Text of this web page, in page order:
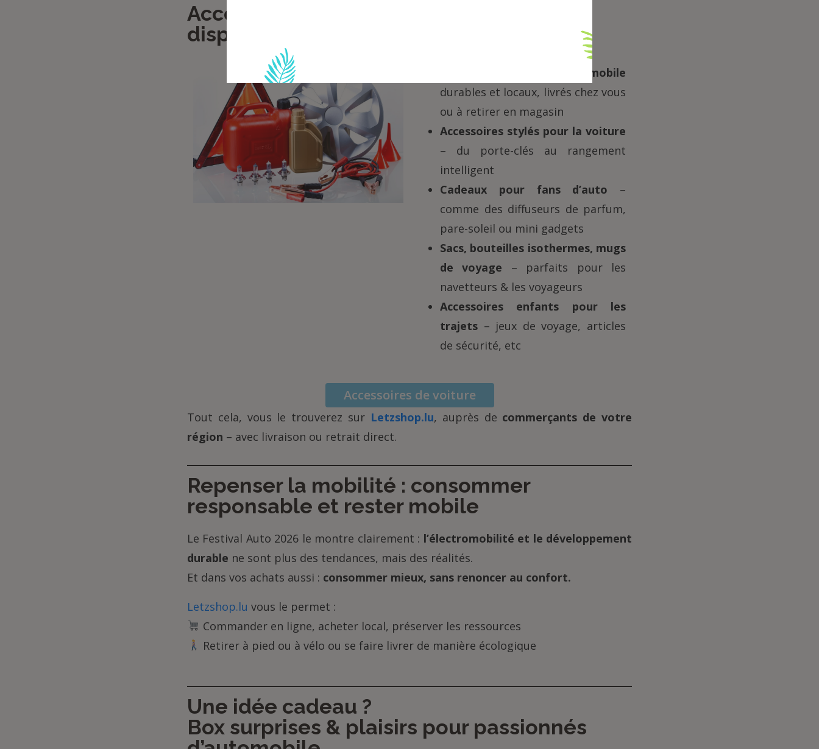
Accessoires, entretien & confort –
disponibles localement et en ligne
Produits d’entretien automobile
durables et locaux, livrés chez vous
ou à retirer en magasin
Accessoires stylés pour la voiture
– du porte-clés au rangement
intelligent
Cadeaux pour fans d’auto –
comme des diffuseurs de parfum,
pare-soleil ou mini gadgets
Sacs, bouteilles isothermes, mugs
de voyage – parfaits pour les
navetteurs & les voyageurs
Accessoires enfants pour les
trajets – jeux de voyage, articles
de sécurité, etc
Accessoires de voiture
Tout cela, vous le trouverez sur Letzshop.lu, auprès de commerçants de votre
région – avec livraison ou retrait direct.
Repenser la mobilité : consommer
responsable et rester mobile
Le Festival Auto 2026 le montre clairement : l’électromobilité et le développement
durable ne sont plus des tendances, mais des réalités.
Et dans vos achats aussi : consommer mieux, sans renoncer au confort.
Letzshop.lu vous le permet :
Commander en ligne, acheter local, préserver les ressources
Retirer à pied ou à vélo ou se faire livrer de manière écologique
Une idée cadeau ?
Box surprises & plaisirs pour passionnés